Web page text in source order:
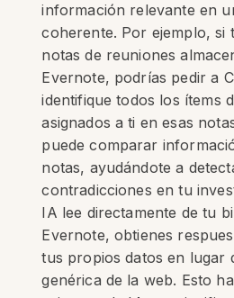
información relevante en
coherente. Por ejemplo, si
notas de reuniones
Evernote, podrías pedir a
identifique todos los ítems
asignados a ti en esas
puede comparar
notas, ayudándote a
contradicciones en tu
IA lee directamente de tu
Evernote, obtienes
tus propios datos en lugar
genérica de la web. Esto